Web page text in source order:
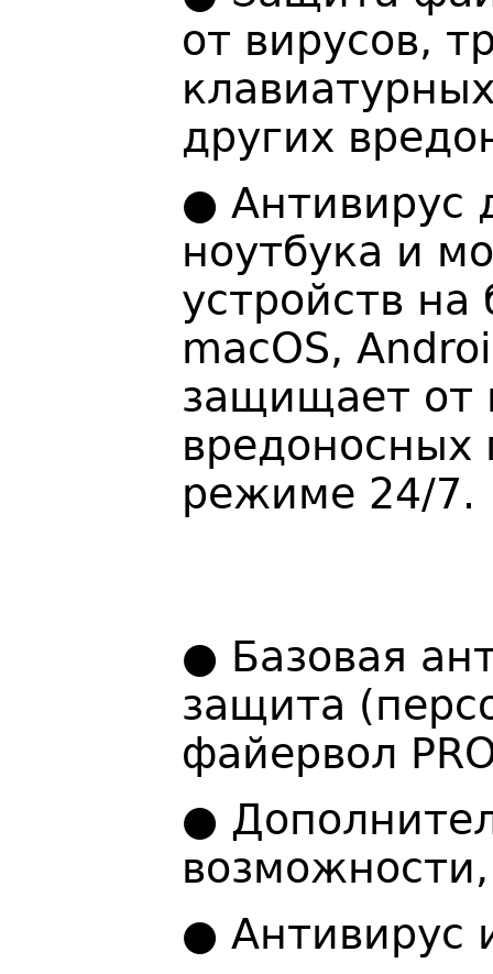
от вирусов,
других
● Антивирус
ноутбука и
устройств на
macOS,
защищает от
вредоносных
режиме 24/7.
● Базовая
защита
файервол
●
● Антивирус